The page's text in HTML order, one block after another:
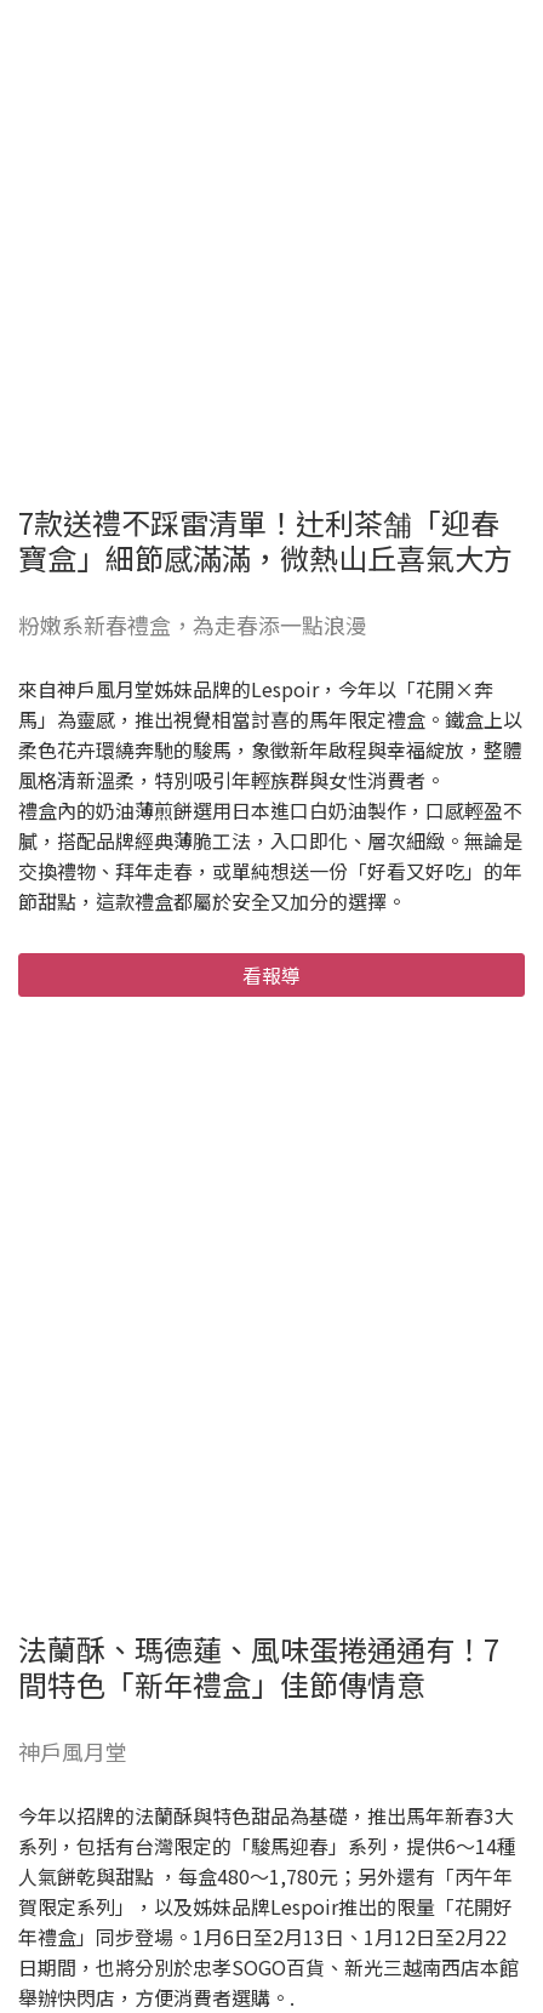
7款送禮不踩雷清單！辻利茶舗「迎春
寶盒」細節感滿滿，微熱山丘喜氣大方
粉嫩系新春禮盒，為走春添一點浪漫
來自神戶風月堂姊妹品牌的Lespoir，今年以「花開×奔
馬」為靈感，推出視覺相當討喜的馬年限定禮盒。鐵盒上以
柔色花卉環繞奔馳的駿馬，象徵新年啟程與幸福綻放，整體
風格清新溫柔，特別吸引年輕族群與女性消費者。
禮盒內的奶油薄煎餅選用日本進口白奶油製作，口感輕盈不
膩，搭配品牌經典薄脆工法，入口即化、層次細緻。無論是
交換禮物、拜年走春，或單純想送一份「好看又好吃」的年
節甜點，這款禮盒都屬於安全又加分的選擇。
看報導
法蘭酥、瑪德蓮、風味蛋捲通通有！7
間特色「新年禮盒」佳節傳情意
神戶風月堂
今年以招牌的法蘭酥與特色甜品為基礎，推出馬年新春3大
系列，包括有台灣限定的「駿馬迎春」系列，提供6～14種
人氣餅乾與甜點 ，每盒480～1,780元；另外還有「丙午年
賀限定系列」，以及姊妹品牌Lespoir推出的限量「花開好
年禮盒」同步登場。1月6日至2月13日、1月12日至2月22
日期間，也將分別於忠孝SOGO百貨、新光三越南西店本館
舉辦快閃店，方便消費者選購。.